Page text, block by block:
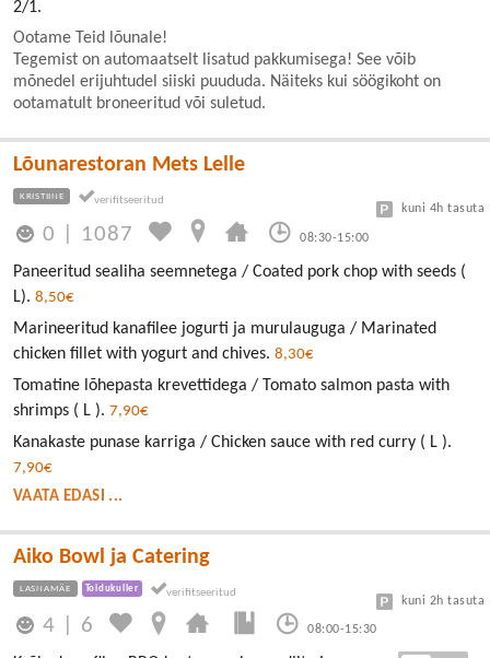
2/1.
Ootame Teid lõunale!
Tegemist on automaatselt lisatud pakkumisega! See võib
mõnedel erijuhtudel siiski puududa. Näiteks kui söögikoht on
ootamatult broneeritud või suletud.
Lõunarestoran Mets Lelle
KRISTIINE
0 1087 08:30-15:00
kuni 4h tasuta
Paneeritud sealiha seemnetega / Coated pork chop with seeds (
L). 8,50€
Marineeritud kanafilee jogurti ja murulauguga / Marinated
chicken fillet with yogurt and chives. 8,30€
Tomatine lõhepasta krevettidega / Tomato salmon pasta with
shrimps ( L ). 7,90€
Kanakaste punase karriga / Chicken sauce with red curry ( L ).
7,90€
VAATA EDASI ...
Aiko Bowl ja Catering
LASNAMÄE Toidukuller
4 6 08:00-15:30
kuni 2h tasuta